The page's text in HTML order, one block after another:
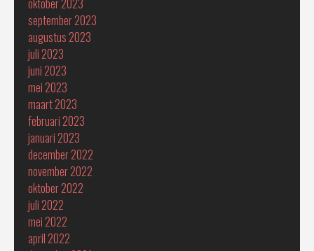
september 2023
augustus 2023
juli 2023
juni 2023
mei 2023
maart 2023
februari 2023
januari 2023
december 2022
november 2022
oktober 2022
juli 2022
mei 2022
april 2022